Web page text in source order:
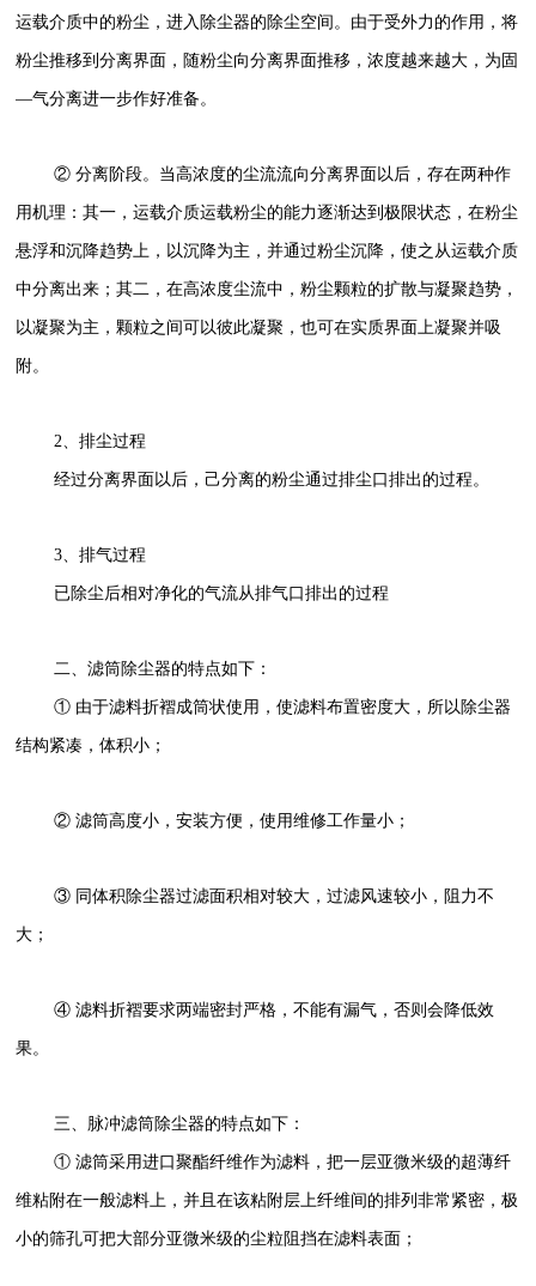
运载介质中的粉尘，进入除尘器的除尘空间。由于受外力的作用，将
粉尘推移到分离界面，随粉尘向分离界面推移，浓度越来越大，为固
—气分离进一步作好准备。
② 分离阶段。当高浓度的尘流流向分离界面以后，存在两种作
用机理：其一，运载介质运载粉尘的能力逐渐达到极限状态，在粉尘
悬浮和沉降趋势上，以沉降为主，并通过粉尘沉降，使之从运载介质
中分离出来；其二，在高浓度尘流中，粉尘颗粒的扩散与凝聚趋势，
以凝聚为主，颗粒之间可以彼此凝聚，也可在实质界面上凝聚并吸
附。
2、排尘过程
经过分离界面以后，己分离的粉尘通过排尘口排出的过程。
3、排气过程
已除尘后相对净化的气流从排气口排出的过程
二、滤筒除尘器的特点如下：
① 由于滤料折褶成筒状使用，使滤料布置密度大，所以除尘器
结构紧凑，体积小；
② 滤筒高度小，安装方便，使用维修工作量小；
③ 同体积除尘器过滤面积相对较大，过滤风速较小，阻力不
大；
④ 滤料折褶要求两端密封严格，不能有漏气，否则会降低效
果。
三、脉冲滤筒除尘器的特点如下：
① 滤筒采用进口聚酯纤维作为滤料，把一层亚微米级的超薄纤
维粘附在一般滤料上，并且在该粘附层上纤维间的排列非常紧密，极
小的筛孔可把大部分亚微米级的尘粒阻挡在滤料表面；